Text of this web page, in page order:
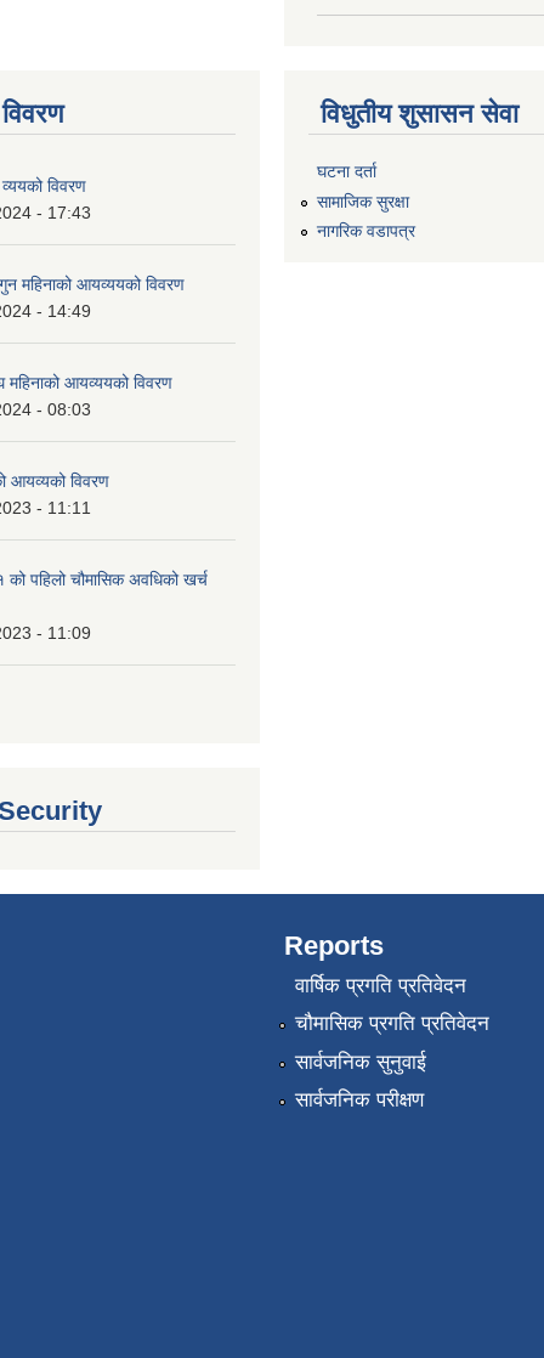
विवरण
- 17:43
महिनाको आयव्ययको विवरण
- 14:49
महिनाको आयव्ययको विवरण
- 08:03
आयव्यको विवरण
- 11:11
पहिलो चौमासिक अवधिको खर्च
- 11:09
विधुतीय शुसासन सेवा
घटना दर्ता
सामाजिक सुरक्षा
नागरिक वडापत्र
Reports
वार्षिक प्रगति प्रतिवेदन
चौमासिक प्रगति प्रतिवेदन
सार्वजनिक सुनुवाई
सार्वजनिक परीक्षण